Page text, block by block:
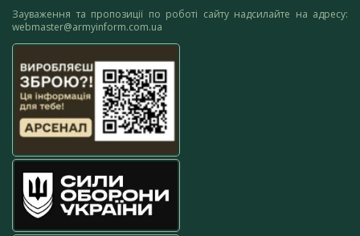
Зауваження та пропозиції по роботі сайту надсилайте на адресу:
webmaster@armyinform.com.ua